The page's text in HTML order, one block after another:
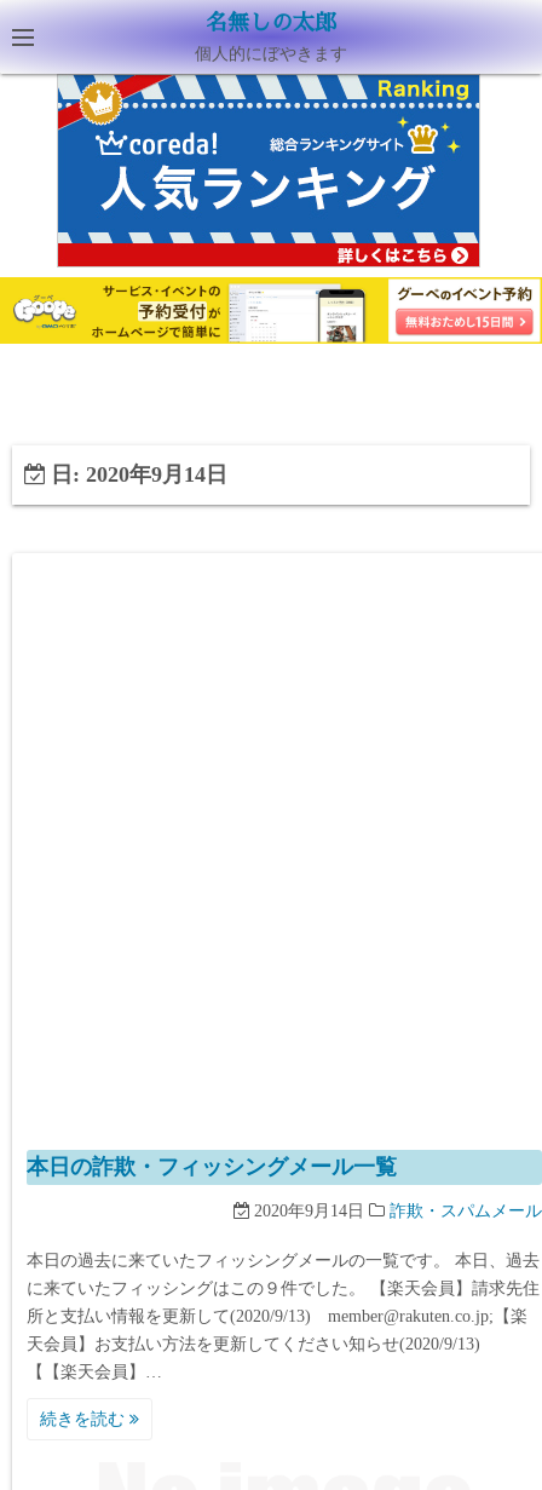
名無しの太郎
個人的にぼやきます
日: 2020年9月14日
本日の詐欺・フィッシングメール一覧
2020年9月14日 詐欺・スパムメール
本日の過去に来ていたフィッシングメールの一覧です。 本日、過去
に来ていたフィッシングはこの９件でした。 【楽天会員】請求先住
所と支払い情報を更新して(2020/9/13) member@rakuten.co.jp;【楽
天会員】お支払い方法を更新してください知らせ(2020/9/13)
【【楽天会員】…
続きを読む